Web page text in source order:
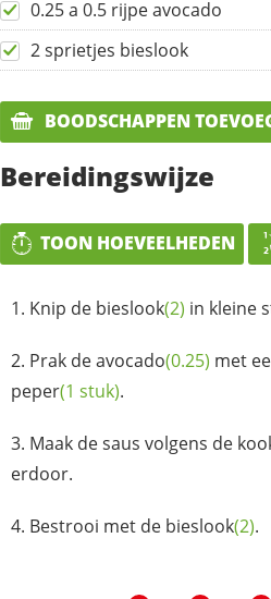
0.25 a 0.5 rijpe avocado
2 sprietjes bieslook
BOODSCHAPPEN
Bereidingswijze
TOON HOEVEELHEDEN
Knip de bieslook(2) in kleine
Prak deavocado(0.25) met
peper(1 stuk).
Maak de saus volgens de
erdoor.
Bestrooi met de bieslook(2).